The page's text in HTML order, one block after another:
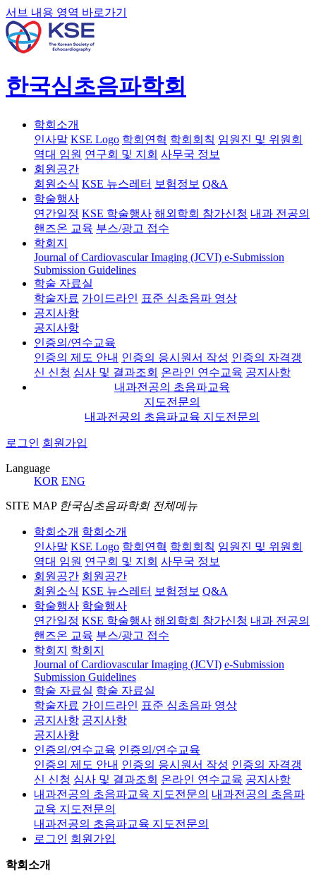
서브 내용 영역 바로가기
한국심초음파학회
학회소개
인사말 KSE Logo 학회연혁 학회회칙 임원진 및 위원회
역대 임원 연구회 및 지회 사무국 정보
회원공간
회원소식 KSE 뉴스레터 보험정보 Q&A
학술행사
연간일정 KSE 학술행사 해외학회 참가신청 내과 전공의
핸즈온 교육 부스/광고 접수
학회지
Journal of Cardiovascular Imaging (JCVI) e-Submission
Submission Guidelines
학술 자료실
학술자료 가이드라인 표준 심초음파 영상
공지사항
공지사항
인증의/연수교육
인증의 제도 안내 인증의 응시원서 작성 인증의 자격갱
신 신청 심사 및 결과조회 온라인 연수교육 공지사항
내과전공의 초음파교육
지도전문의
내과전공의 초음파교육 지도전문의
로그인 회원가입
Language
KOR ENG
SITE MAP 한국심초음파학회 전체메뉴
학회소개 학회소개
인사말 KSE Logo 학회연혁 학회회칙 임원진 및 위원회
역대 임원 연구회 및 지회 사무국 정보
회원공간 회원공간
회원소식 KSE 뉴스레터 보험정보 Q&A
학술행사 학술행사
연간일정 KSE 학술행사 해외학회 참가신청 내과 전공의
핸즈온 교육 부스/광고 접수
학회지
학회지
Journal of Cardiovascular Imaging (JCVI) e-Submission
Submission Guidelines
학술 자료실 학술 자료실
학술자료 가이드라인 표준 심초음파 영상
공지사항 공지사항
공지사항
인증의/연수교육 인증의/연수교육
인증의 제도 안내 인증의 응시원서 작성 인증의 자격갱
신 신청 심사 및 결과조회 온라인 연수교육 공지사항
내과전공의 초음파교육 지도전문의 내과전공의 초음파
교육 지도전문의
내과전공의 초음파교육 지도전문의
로그인 회원가입
학회소개